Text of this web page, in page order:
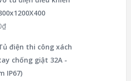
₫
điện thi công xách
chống giật 32A -
IP67)